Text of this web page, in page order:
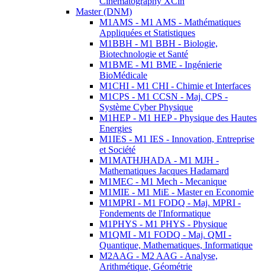
Master (DNM)
M1AMS - M1 AMS - Mathématiques
Appliquées et Statistiques
M1BBH - M1 BBH - Biologie,
Biotechnologie et Santé
M1BME - M1 BME - Ingénierie
BioMédicale
M1CHI - M1 CHI - Chimie et Interfaces
M1CPS - M1 CCSN - Maj. CPS -
Système Cyber Physique
M1HEP - M1 HEP - Physique des Hautes
Energies
M1IES - M1 IES - Innovation, Entreprise
et Société
M1MATHJHADA - M1 MJH -
Mathematiques Jacques Hadamard
M1MEC - M1 Mech - Mecanique
M1MIE - M1 MiE - Master en Economie
M1MPRI - M1 FODQ - Maj. MPRI -
Fondements de l'Informatique
M1PHYS - M1 PHYS - Physique
M1QMI - M1 FODQ - Maj. QMI -
Quantique, Mathematiques, Informatique
M2AAG - M2 AAG - Analyse,
Arithmétique, Géométrie